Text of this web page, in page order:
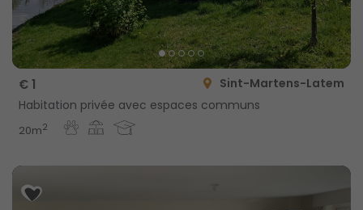
€ 1
Sint-Martens-Latem
Habitation privée avec espaces communs
20m2